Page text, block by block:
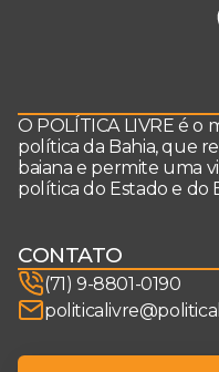
O POLÍTICA LIVRE é o
política da Bahia, que
baiana e permite uma
política do Estado e do
CONTATO
(71) 9-8801-0190